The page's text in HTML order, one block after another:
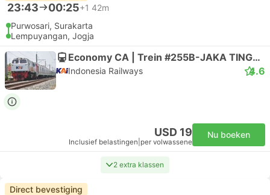
23:43 00:25+1 42m
Purwosari, Surakarta
Lempuyangan, Jogja
Economy CA | Trein #255B-JAKA TINGKIR
Indonesia Railways 4.6
USD 19
Inclusief belastingen per volwassene
Nu boeken
2 extra klassen
Direct bevestiging